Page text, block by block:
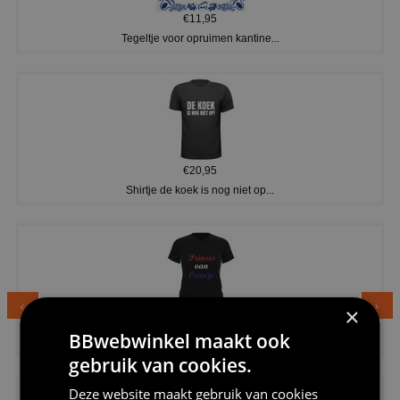
€11,95
Tegeltje voor opruimen kantine...
€20,95
Shirtje de koek is nog niet op...
Dames v hals t-shirt prinses v...
×
BBwebwinkel maakt ook
gebruik van cookies.
Deze website maakt gebruik van cookies